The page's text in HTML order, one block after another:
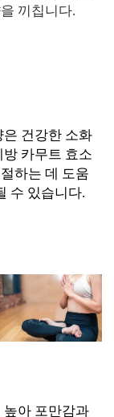
끼칩니다.
건강한 소화
카무트 효소
하는 데 도움
수 있습니다.
높아 포만감과